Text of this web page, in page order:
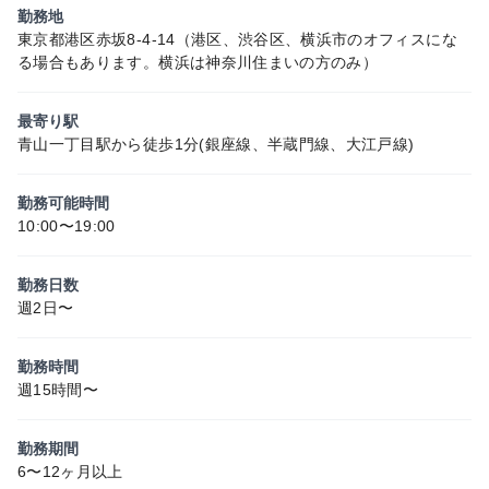
勤務地
東京都港区赤坂8-4-14（港区、渋谷区、横浜市のオフィスにな
る場合もあります。横浜は神奈川住まいの方のみ）
最寄り駅
青山一丁目駅から徒歩1分(銀座線、半蔵門線、大江戸線)
勤務可能時間
10:00〜19:00
勤務日数
週2日〜
勤務時間
週15時間〜
勤務期間
6〜12ヶ月以上